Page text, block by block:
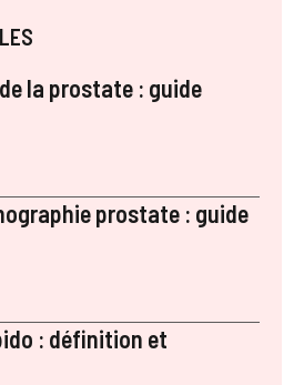
la prostate : guide
prostate : guide
: définition et